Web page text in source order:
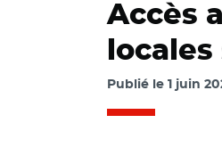
Accès
Publié le 1 juin